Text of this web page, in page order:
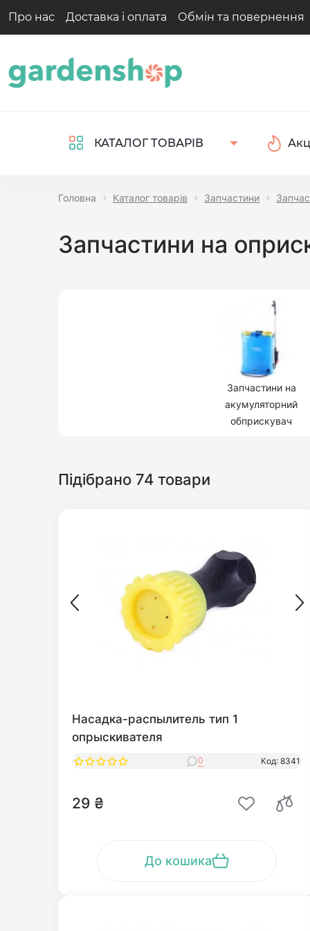
Про нас Доставка і оплата Обмін та повернення
КАТАЛОГ ТОВАРІВ
Головна Каталог товарів Запчастини
Запчастини на
Запчастини на
акумуляторний
обприскувач
Підібрано 74 товари
Насадка-распылитель тип 1
опрыскивателя
0 Код: 8341
29 ₴
До кошика